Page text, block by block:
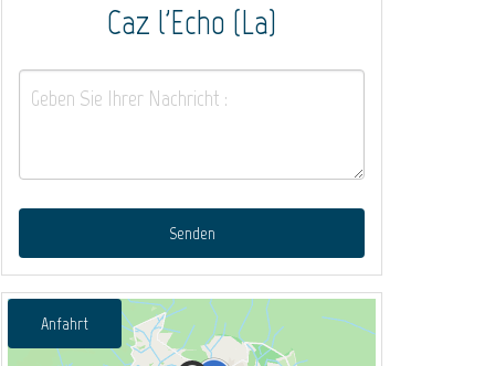
Caz l'Echo (La)
Senden
Anfahrt